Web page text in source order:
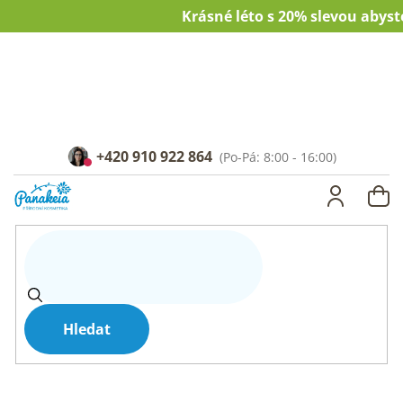
Krásné léto s 20% slevou
Hledat
+420 910 922 864